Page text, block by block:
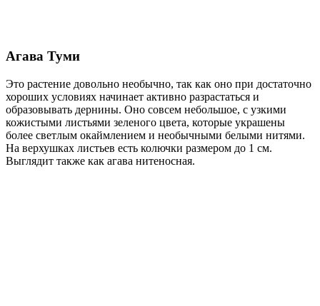
Агава Туми
Это растение довольно необычно, так как оно при достаточно
хороших условиях начинает активно разрастаться и
образовывать дернины. Оно совсем небольшое, с узкими
кожистыми листьями зеленого цвета, которые украшены
более светлым окаймлением и необычными белыми нитями.
На верхушках листьев есть колючки размером до 1 см.
Выглядит также как агава нитеносная.